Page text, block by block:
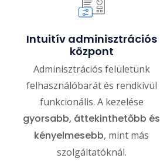
Intuitív adminisztrációs
központ
Adminisztrációs felületünk
felhasználóbarát és rendkívül
funkcionális. A kezelése
gyorsabb, áttekinthetőbb és
kényelmesebb, mint más
szolgáltatóknál.